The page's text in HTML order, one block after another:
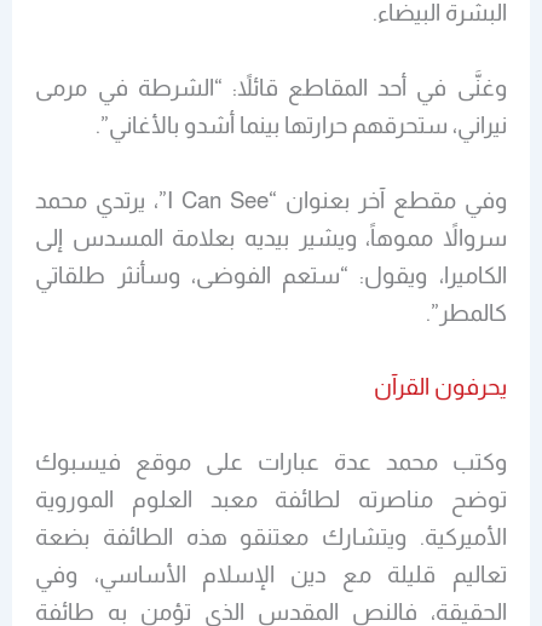
البشرة البيضاء.
وغنَّى في أحد المقاطع قائلاً: “الشرطة في مرمى
نيراني، ستحرقهم حرارتها بينما أشدو بالأغاني”.
وفي مقطع آخر بعنوان “I Can See”، يرتدي محمد
سروالاً مموهاً، ويشير بيديه بعلامة المسدس إلى
الكاميرا، ويقول: “ستعم الفوضى، وسأنثر طلقاتي
كالمطر”.
يحرفون القرآن
وكتب محمد عدة عبارات على موقع فيسبوك
توضح مناصرته لطائفة معبد العلوم الموروية
الأميركية. ويتشارك معتنقو هذه الطائفة بضعة
تعاليم قليلة مع دين الإسلام الأساسي، وفي
الحقيقة، فالنص المقدس الذي تؤمن به طائفة